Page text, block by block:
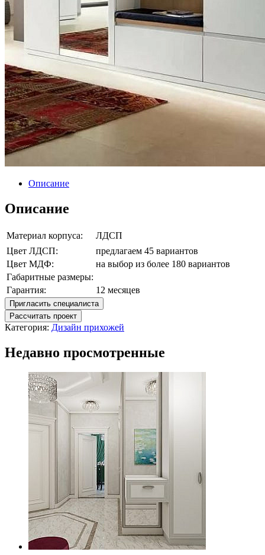
Описание
Описание
Материал корпуса:
ЛДСП
Цвет ЛДСП:
предлагаем 45 вариантов
Цвет МДФ:
на выбор из более 180 вариантов
Габаритные размеры:
Гарантия:
12 месяцев
Пригласить специалиста
Рассчитать проект
Категория: Дизайн прихожей
Недавно просмотренные